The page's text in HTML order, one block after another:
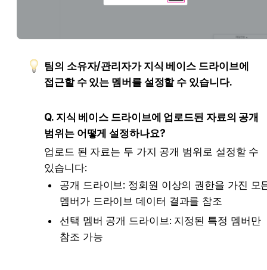
팀의 소유자/관리자가 지식 베이스 드라이브에
접근할 수 있는 멤버를 설정할 수 있습니다.
Q. 지식 베이스 드라이브에 업로드된 자료의 공개
범위는 어떻게 설정하나요?
업로드 된 자료는 두 가지 공개 범위로 설정할 수
있습니다:
공개 드라이브: 정회원 이상의 권한을 가진 모
멤버가 드라이브 데이터 결과를 참조
선택 멤버 공개 드라이브: 지정된 특정 멤버만
참조 가능